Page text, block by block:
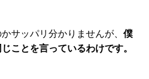
サッパリ分かりませんが、 僕
ことを言っているわけです。